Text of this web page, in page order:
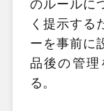
のルールに
く提示する
ーを事前に
品後の管理
る。